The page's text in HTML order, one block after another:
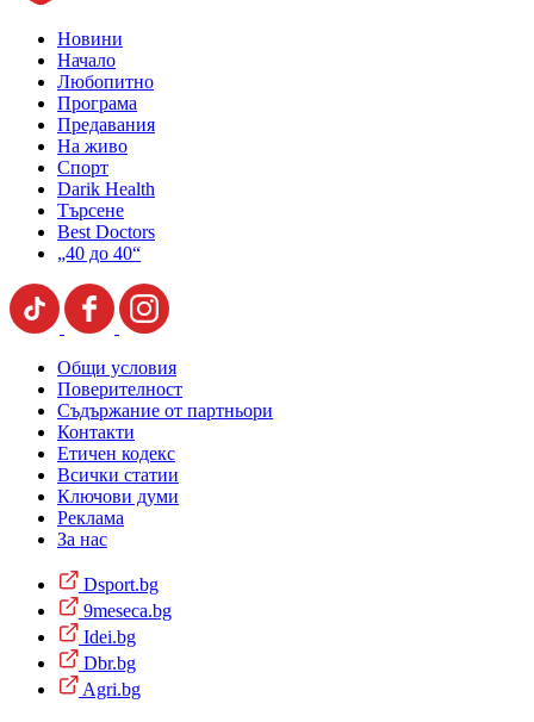
Новини
Начало
Любопитно
Програма
Предавания
На живо
Спорт
Darik Health
Търсене
Best Doctors
„40 до 40“
Общи условия
Поверителност
Съдържание от партньори
Контакти
Етичен кодекс
Всички статии
Ключови думи
Реклама
За нас
Dsport.bg
9meseca.bg
Idei.bg
Dbr.bg
Agri.bg